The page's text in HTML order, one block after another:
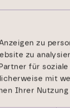
zu
zu
für
mit
Ihrer